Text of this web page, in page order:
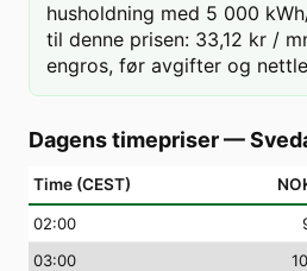
husholdning med 5 000
til denne prisen: 33,12 kr /
engros, før avgifter og
Dagens timepriser—
Time (CEST)
02:00
03:00